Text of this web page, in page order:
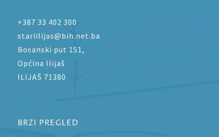
+387 33 402 300
stariilijas@bih.net.ba
Bosanski put 151,
Općina Ilijaš
ILIJAŠ 71380
BRZI PREGLED